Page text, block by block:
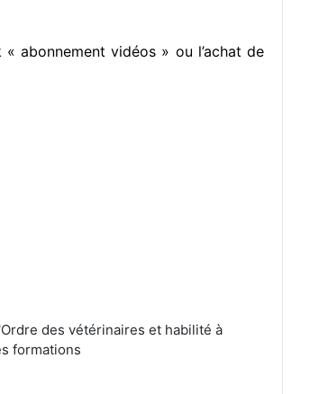
abonnement vidéos » ou l’achat de
des vétérinaires et habilité à
formations